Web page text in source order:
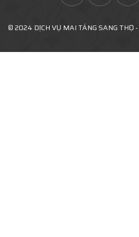
© 2024 DỊCH VỤ MAI TÁNG SANG THỌ